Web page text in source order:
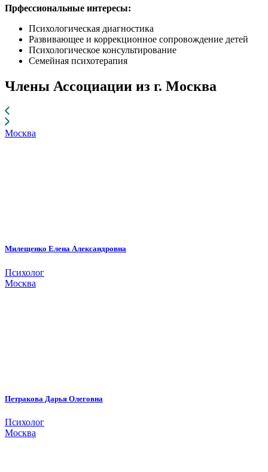
Прфессиональные интересы:
Психологическая диагностика
Развивающее и коррекционное сопровождение детей
Психологическое консультирование
Семейная психотерапия
Члены Ассоциации из г. Москва
Москва
Милещенко Елена Александровна
Психолог
Москва
Петракова Дарья Олеговна
Психолог
Москва